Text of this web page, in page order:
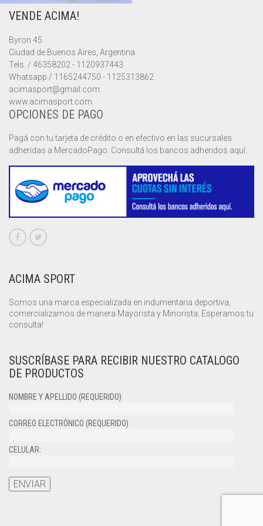
PANTALONES
REMERAS
MANGA CORTA
SIN MANGAS
SHORTS
SHORT DEPORTIVO
SHORT POLLERA
PANTALONES
REMERAS
SHORTS
CHALECOS
MUSCULOSAS
PANTALONES
SHORTS
VENDE ACIMA!
Byron 45
Ciudad de Buenos Aires, Argentina
Tels. / 46358202 - 1120937443
Whatsapp / 1165244750 - 1125313862
acimasport@gmail.com
www.acimasport.com
OPCIONES DE PAGO
Pagá con tu tarjeta de crédito o en efectivo en las sucursales
adheridas a MercadoPago. Consultá los bancos adheridos aquí.
ACIMA SPORT
Somos una marca especializada en indumentaria deportiva,
comercializamos de manera Mayorista y Minorista. Esperamos tu
consulta!
SUSCRÍBASE PARA RECIBIR NUESTRO CATALOGO
DE PRODUCTOS
NOMBRE Y APELLIDO (REQUERIDO)
CORREO ELECTRÓNICO (REQUERIDO)
CELULAR: